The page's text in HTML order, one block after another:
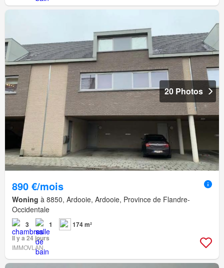
20 Photos
890 €/mois
Woning à 8850, Ardooie, Ardooie, Province de Flandre-
Occidentale
3 1
174 m²
Il y a 24 jours
IMMOVLAN